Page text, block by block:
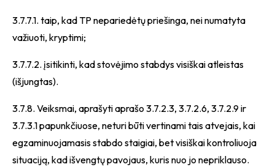
3.7.7.1. taip, kad TP nepariedėtų priešinga, nei numatyta
važiuoti, kryptimi;
3.7.7.2. įsitikinti, kad stovėjimo stabdys visiškai atleistas
(išjungtas).
3.7.8. Veiksmai, aprašyti aprašo 3.7.2.3, 3.7.2.6, 3.7.2.9 ir
3.7.3.1 papunkčiuose, neturi būti vertinami tais atvejais, kai
egzaminuojamasis stabdo staigiai, bet visiškai kontroliuoja
situaciją, kad išvengtų pavojaus, kuris nuo jo nepriklauso.